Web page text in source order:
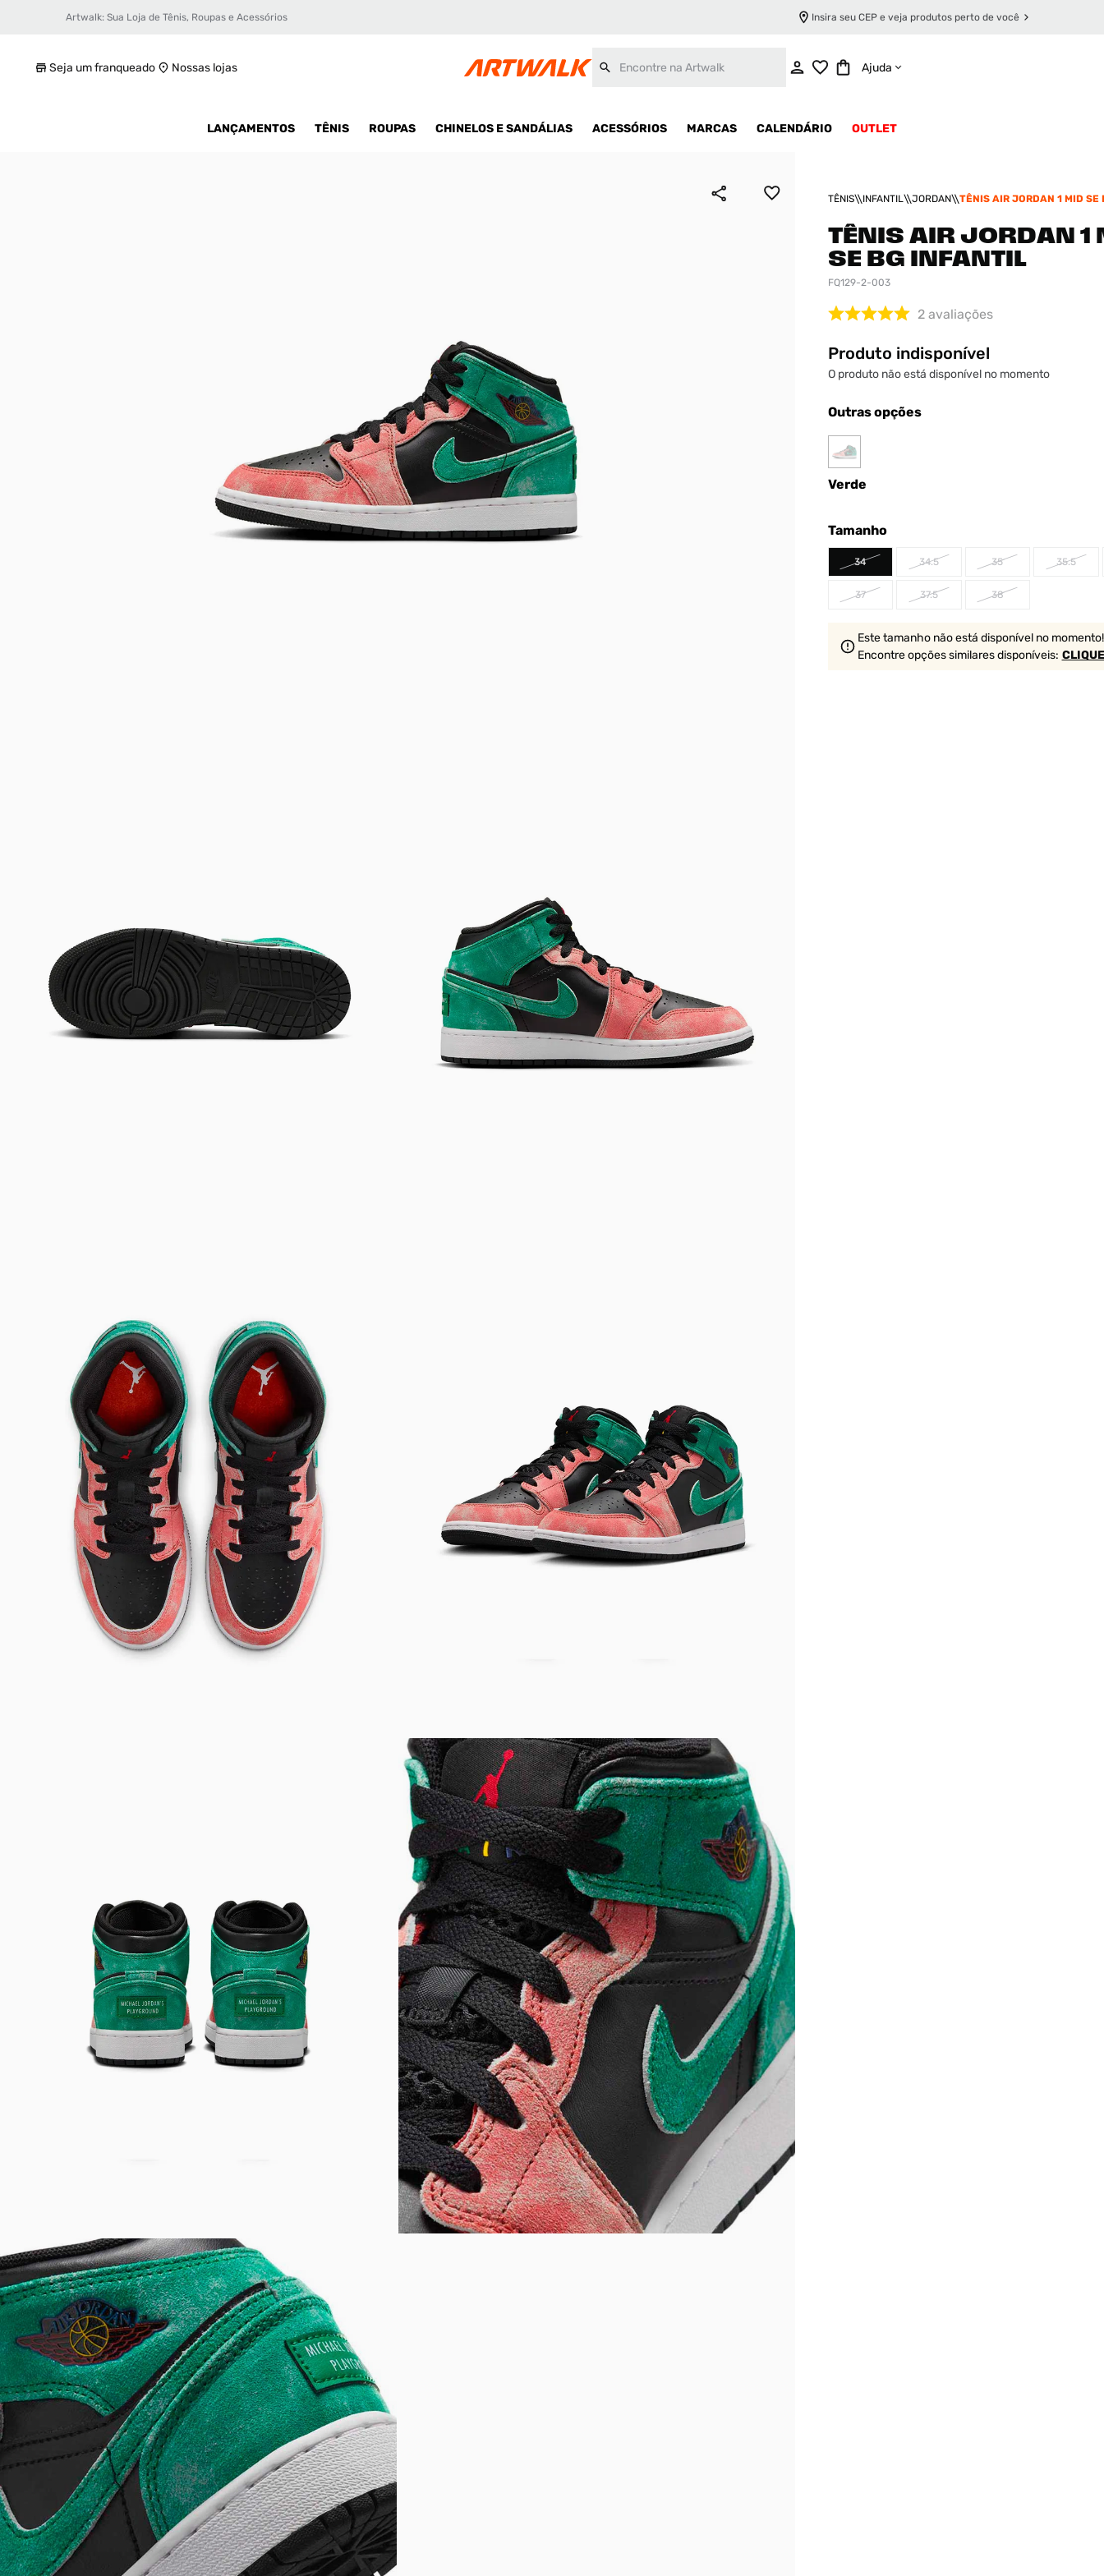
Artwalk: Sua Loja de Tênis, Roupas e Acessórios Insira seu CEP e veja produtos perto de você
Bem-Vindo à artwalk
Para ter uma melhor experiência de compra, insira seu CEP
e veja a seleção de produtos disponíveis para sua região
DIGITE SEU CEP
BUSCAR
Seja um franqueado Nossas lojas Ajuda
LANÇAMENTOS TÊNIS ROUPAS CHINELOS E SANDÁLIAS ACESSÓRIOS MARCAS CALENDÁRIO OUTLET
TÊNIS INFANTIL JORDAN TÊNIS AIR JORDAN 1 MID SE
TÊNIS AIR JORDAN 1
SE BG INFANTIL
FQ129-2-003
2 avaliações
Produto indisponível
O produto não está disponível no momento
Outras opções
Verde
Tamanho
34 34.5 35 35.5
37 37.5 38
Este tamanho não está disponível no momento!
Encontre opções similaresdisponíveis:
Tênis Air Jordan 1 Mid SE BG Infantil